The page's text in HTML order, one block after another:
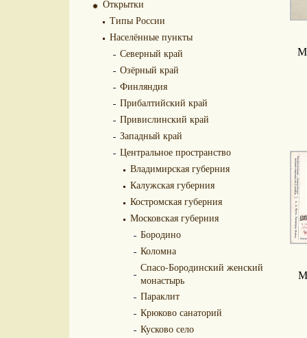
Открытки
Типы России
Населённые пункты
Северный край
Озёрный край
Финляндия
Прибалтийский край
Привислинский край
Западный край
Центральное пространство
Владимирская губерния
Калужская губерния
Костромская губерния
Московская губерния
Бородино
Коломна
Спасо-Бородинский женский
монастырь
Параклит
Крюково санаторий
Кусково село